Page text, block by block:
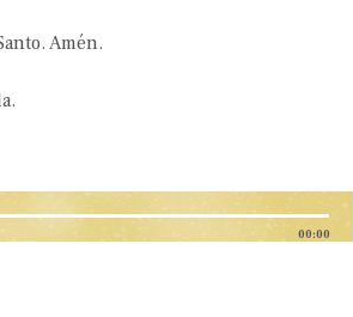
Amén.
00:00